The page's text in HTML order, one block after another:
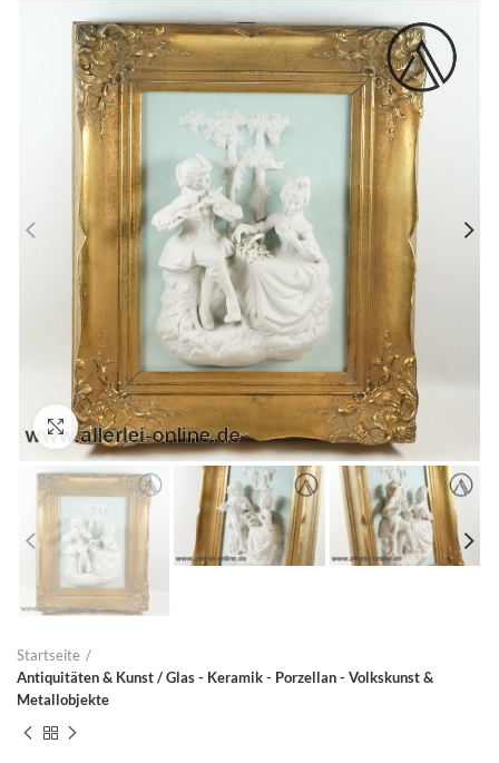
Zum Vergrößern anklicken
Startseite
Antiquitäten & Kunst / Glas - Keramik - Porzellan - Volkskunst &
Metallobjekte